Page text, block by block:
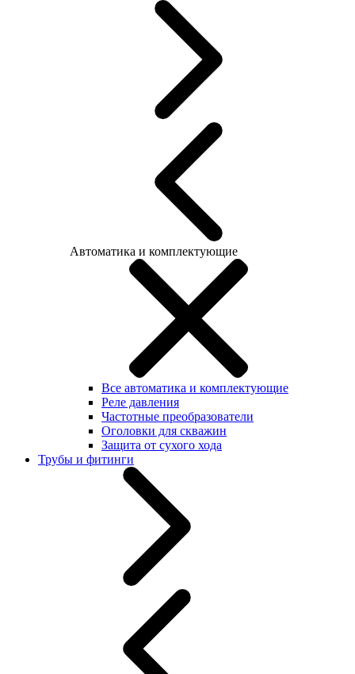
Автоматика и комплектующие
Все автоматика и комплектующие
Реле давления
Частотные преобразователи
Оголовки для скважин
Защита от сухого хода
Трубы и фитинги